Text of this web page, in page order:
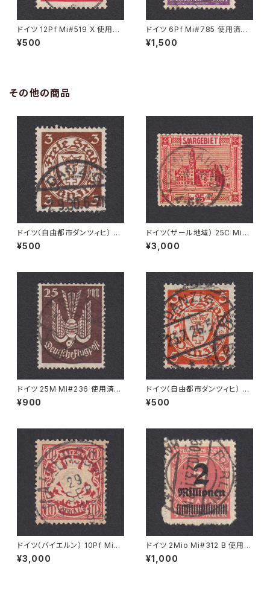
ドイツ 12Pf Mi#519 X 使用済
み切手｜WESERMÜNDE-GE
ESTEMÜNDE 11.11.1939
¥500
ドイツ 6Pf Mi#785 使用済み
切手｜LAGE 3.10.1944
¥1,500
その他の商品
ドイツ（自由都市ダンツィヒ） 3P
f Mi#216 使用済み切手｜DA
NZIG 2.9.1930
¥500
ドイツ（ザール地域） 25C Mi#8
9 使用済み切手｜CAMPHAU
SEN 4.10.1923
¥3,000
ドイツ 25M Mi#236 使用済み
切手｜BRESLAU 8.6.1923
¥900
ドイツ（自由都市ダンツィヒ） 5P
f Mi#193 使用済み切手｜DA
NZIG 23.7.1926
¥500
ドイツ（バイエルン） 10Pf Mi#5
6 B 使用済み切手｜MALLERS
DORF 29.SEP.1898
¥3,000
ドイツ 2Mio Mi#312 B 使用済
み切手｜BERLIN 30.10.1923
¥1,000